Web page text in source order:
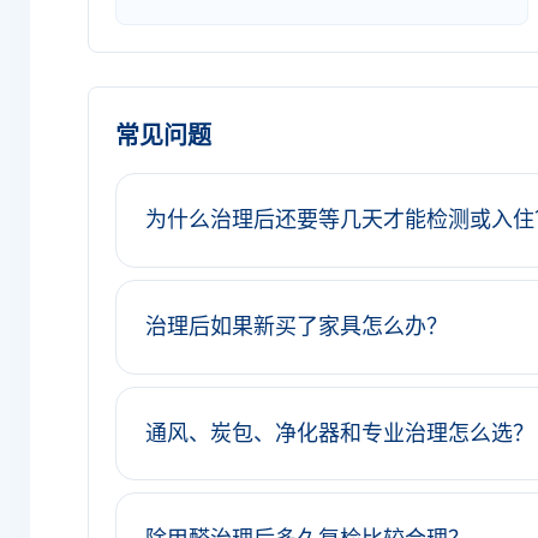
常见问题
为什么治理后还要等几天才能检测或入
治理后如果新买了家具怎么办？
通风、炭包、净化器和专业治理怎么选？